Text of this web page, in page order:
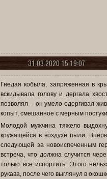
31.03.2020 15:19:07
Гнедая кобыла, запряженная в
вскидывала голову и дергала
позволял – он умело одергивал
копыт, смешанное с мерным
Молодой мужчина тяжело
кружащейся в воздухе пыли.
следующей за новоиспеченным
встреча, что должна случится
только все испортить. Этого
рукава, после чего выглянул в